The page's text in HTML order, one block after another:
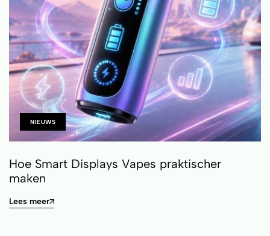
NIEUWS
Hoe Smart Displays Vapes praktischer
maken
Lees meer